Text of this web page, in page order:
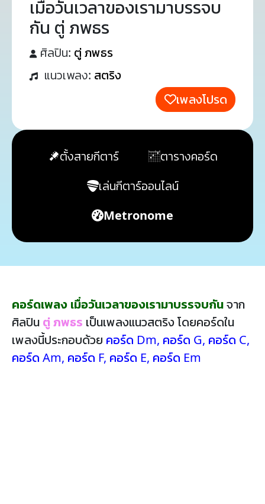
เมื่อวันเวลาของเรามาบรรจบ
กัน ตู่ ภพธร
ศิลปิน: ตู่ ภพธร
แนวเพลง: สตริง
เพลงโปรด
ตั้งสายกีตาร์
ตารางคอร์ด
เล่นกีตาร์ออนไลน์
Metronome
คอร์ดเพลง เมื่อวันเวลาของเรามาบรรจบกันจาก
ศิลปิน ตู่ ภพธร เป็นเพลงแนวสตริง โดยคอร์ดใน
เพลงนี้ประกอบด้วย คอร์ด Dm, คอร์ด G, คอร์ด C,
คอร์ด Am, คอร์ด F, คอร์ด E, คอร์ด Em